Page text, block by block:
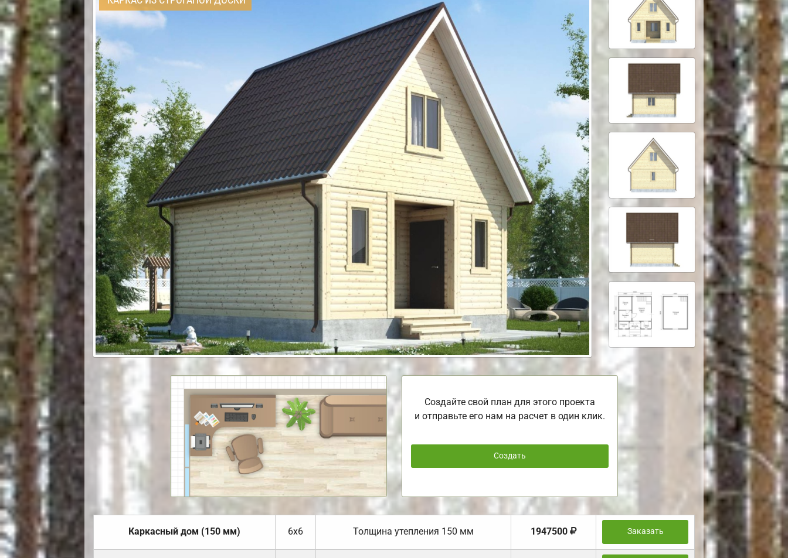
Создайте свой план для этого проекта
и отправьте его нам на расчет в один клик.
Создать
Каркасный дом (150 мм) 6х6 Толщина утепления 150 мм 1947500 Заказать